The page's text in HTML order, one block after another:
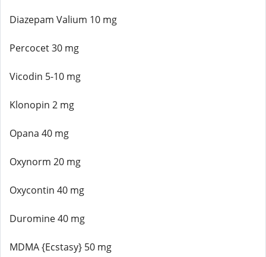
Diazepam Valium 10 mg
Percocet 30 mg
Vicodin 5-10 mg
Klonopin 2 mg
Opana 40 mg
Oxynorm 20 mg
Oxycontin 40 mg
Duromine 40 mg
MDMA {Ecstasy} 50 mg